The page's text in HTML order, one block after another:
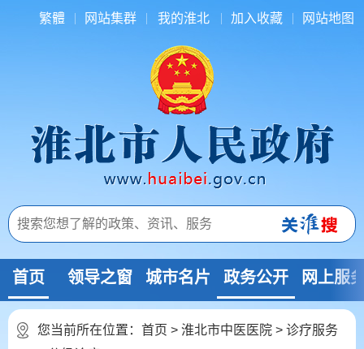
繁體 网站集群 我的淮北 加入收藏 网站地图
首页 领导之窗 城市名片 政务公开 网上服
您当前所在位置： 首页 > 淮北市中医医院 > 诊疗服务